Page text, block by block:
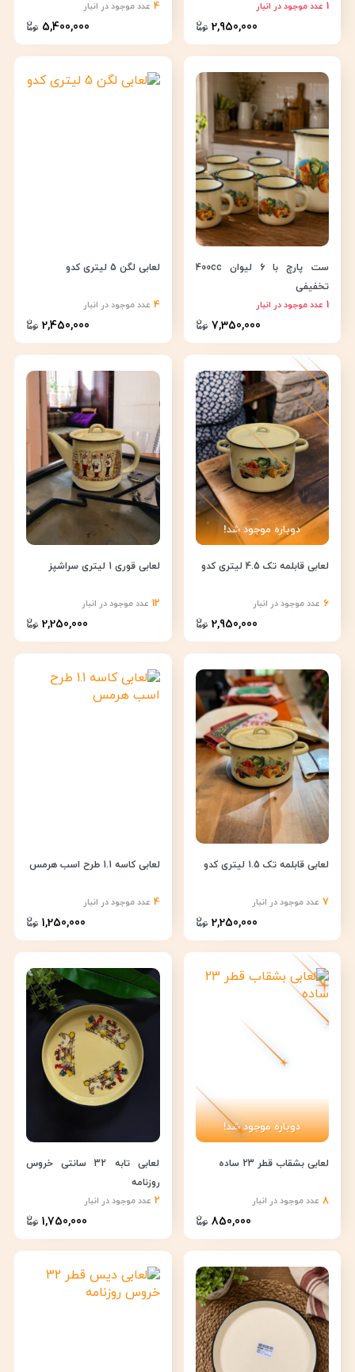
1 عدد موجود در انبار
2,950,000
4 عدد موجود در انبار
5,400,000
1 عدد موجود در انبار
ست پارچ با 6 لیوان 400cc
تخفیفی
7,350,000
4 عدد موجود در انبار
لعابی لگن 5 لیتری کدو
2,450,000
6 عدد موجود در انبار
دوباره موجود شد!
لعابی قابلمه تک 4.5 لیتری کدو
2,950,000
12 عدد موجود در انبار
لعابی قوری 1 لیتری سراشپز
2,250,000
7 عدد موجود در انبار
لعابی قابلمه تک 1.5 لیتری کدو
2,250,000
4 عدد موجود در انبار
لعابی کاسه 1.1 طرح اسب هرمس
1,250,000
8 عدد موجود در انبار
دوباره موجود شد!
لعابی بشقاب قطر 23 ساده
850,000
2 عدد موجود در انبار
لعابی تابه 32 سانتی خروس
روزنامه
1,750,000